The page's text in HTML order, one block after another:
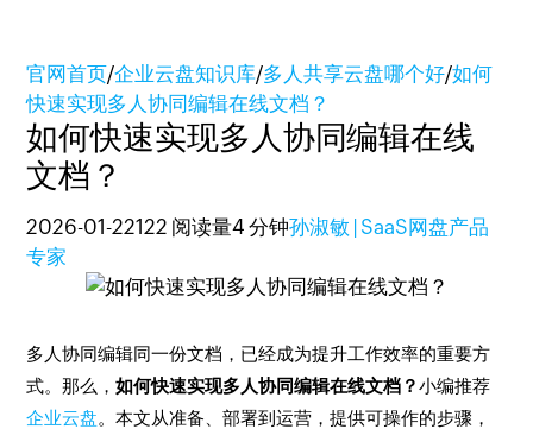
官网首页/企业云盘知识库/多人共享云盘哪个好/如何
快速实现多人协同编辑在线文档？
如何快速实现多人协同编辑在线
文档？
2026-01-22122 阅读量4 分钟孙淑敏 | SaaS网盘产品
专家
多人协同编辑同一份文档，已经成为提升工作效率的重要方
式。那么，如何快速实现多人协同编辑在线文档？小编推荐
企业云盘。本文从准备、部署到运营，提供可操作的步骤，